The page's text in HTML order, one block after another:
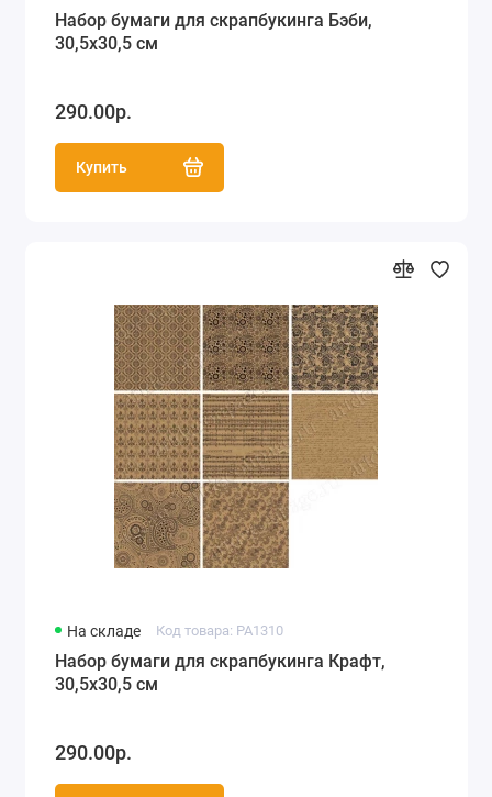
Набор бумаги для скрапбукинга Бэби,
30,5х30,5 см
290.00р.
Купить
На складе Код товара: PA1310
Набор бумаги для скрапбукинга Крафт,
30,5х30,5 см
290.00р.